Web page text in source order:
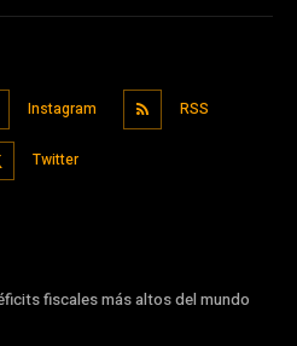
Instagram RSS
Twitter
fiscales más altos del mundo